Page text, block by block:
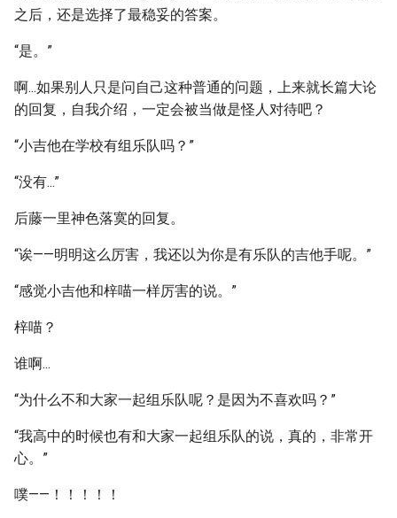
之后，还是选择了最稳妥的答案。
“是。”
啊...如果别人只是问自己这种普通的问题，上来就长篇大论
的回复，自我介绍，一定会被当做是怪人对待吧？
“小吉他在学校有组乐队吗？”
“没有...”
后藤一里神色落寞的回复。
“诶——明明这么厉害，我还以为你是有乐队的吉他手呢。”
“感觉小吉他和梓喵一样厉害的说。”
梓喵？
谁啊...
“为什么不和大家一起组乐队呢？是因为不喜欢吗？”
“我高中的时候也有和大家一起组乐队的说，真的，非常开
心。”
噗——！！！！！